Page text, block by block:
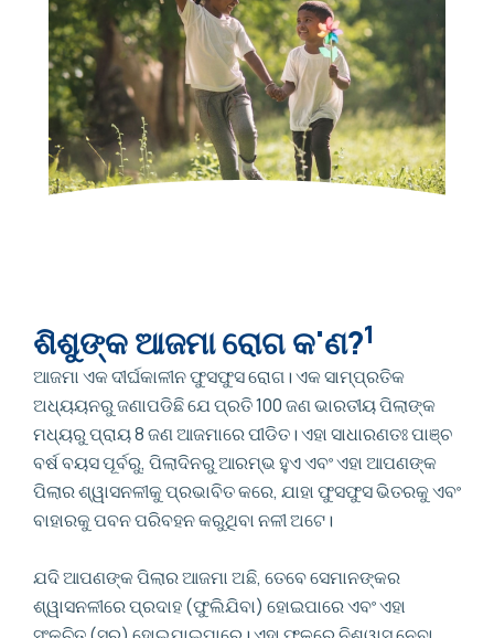
ଶିଶୁଙ୍କ ଆଜମା ରୋଗ କ'ଣ?1
ଆଜମା ଏକ ଦୀର୍ଘକାଳୀନ ଫୁସଫୁସ ରୋଗ। ଏକ ସାମ୍ପ୍ରତିକ
ଅଧ୍ୟୟନରୁ ଜଣାପଡିଛି ଯେ ପ୍ରତି 100 ଜଣ ଭାରତୀୟ ପିଲାଙ୍କ
ମଧ୍ୟରୁ ପ୍ରାୟ 8 ଜଣ ଆଜମାରେ ପୀଡିତ। ଏହା ସାଧାରଣତଃ ପାଞ୍ଚ
ବର୍ଷ ବୟସ ପୂର୍ବରୁ, ପିଲାଦିନରୁ ଆରମ୍ଭ ହୁଏ ଏବଂ ଏହା ଆପଣଙ୍କ
ପିଲାର ଶ୍ୱାସନଳୀକୁ ପ୍ରଭାବିତ କରେ, ଯାହା ଫୁସଫୁସ ଭିତରକୁ ଏବଂ
ବାହାରକୁ ପବନ ପରିବହନ କରୁଥିବା ନଳୀ ଅଟେ।
ଯଦି ଆପଣଙ୍କ ପିଲାର ଆଜମା ଅଛି, ତେବେ ସେମାନଙ୍କର
ଶ୍ୱାସନଳୀରେ ପ୍ରଦାହ (ଫୁଲିଯିବା) ହୋଇପାରେ ଏବଂ ଏହା